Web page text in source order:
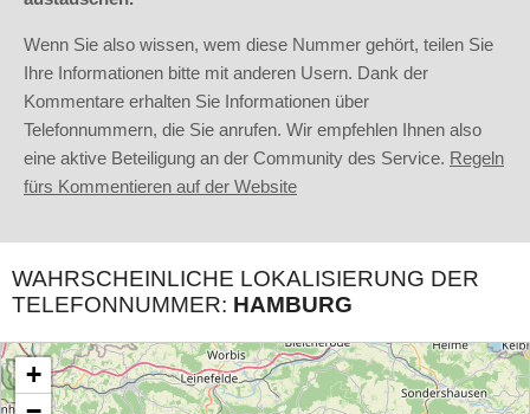
Wenn Sie also wissen, wem diese Nummer gehört, teilen Sie
Ihre Informationen bitte mit anderen Usern. Dank der
Kommentare erhalten Sie Informationen über
Telefonnummern, die Sie anrufen. Wir empfehlen Ihnen also
eine aktive Beteiligung an der Community des Service. Regeln
fürs Kommentieren auf der Website
WAHRSCHEINLICHE LOKALISIERUNG DER
TELEFONNUMMER: HAMBURG